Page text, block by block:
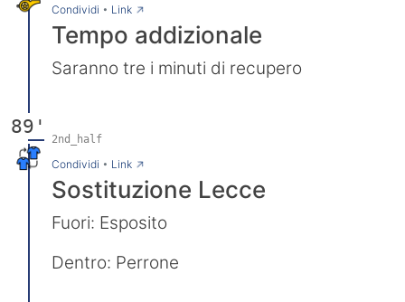
Condividi • Link→
Tempo addizionale
Saranno tre i minuti di recupero
89'
2nd_half
Condividi • Link→
Sostituzione Lecce
Fuori: Esposito
Dentro: Perrone